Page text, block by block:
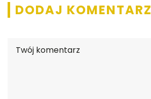
DODAJ KOMENTARZ